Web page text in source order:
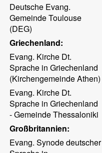
Deutsche Evang.
Gemeinde Toulouse
(DEG)
Griechenland:
Evang. Kirche Dt.
Sprache in Griechenland
(Kirchengemeinde Athen)
Evang. Kirche Dt.
Sprache in Griechenland
- Gemeinde Thessaloniki
Großbritannien:
Evang. Synode deutscher